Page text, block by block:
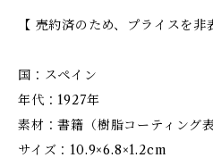
【 売約済のため、プライスを非
国：スペイン
年代：1927年
素材：書籍（樹脂コーティング表
サイズ：10.9×6.8×1.2cm